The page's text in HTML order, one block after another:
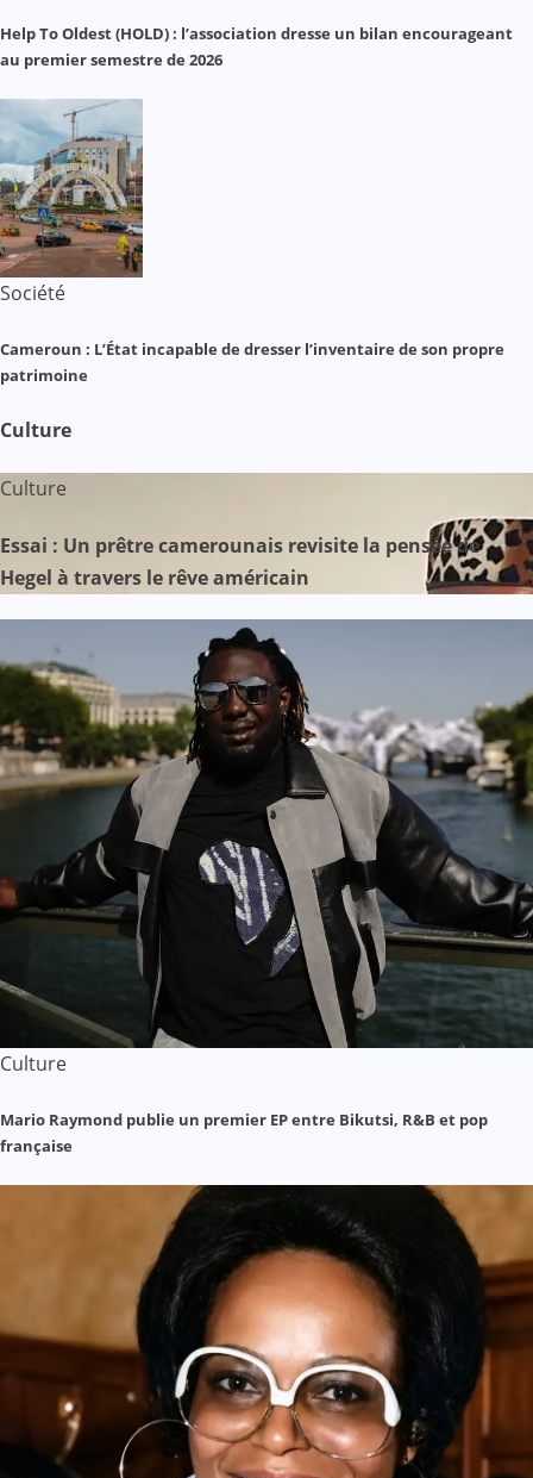
Help To Oldest (HOLD) : l’association dresse un bilan encourageant
au premier semestre de 2026
Société
Cameroun : L’État incapable de dresser l’inventaire de son propre
patrimoine
Culture
Culture
Essai : Un prêtre camerounais revisite la pensée de
Hegel à travers le rêve américain
Culture
Mario Raymond publie un premier EP entre Bikutsi, R&B et pop
française